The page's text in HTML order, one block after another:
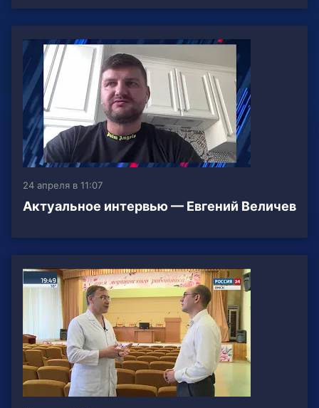
24 апреля в 11:07
Актуальное интервью — Евгений Величев